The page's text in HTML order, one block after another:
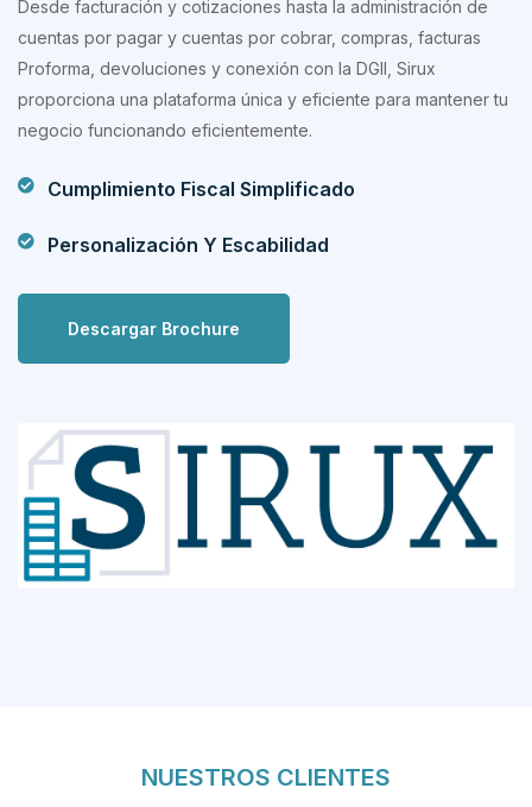
Desde facturación y cotizaciones hasta la administración de
cuentas por pagar y cuentas por cobrar, compras, facturas
Proforma, devoluciones y conexión con la DGII, Sirux
proporciona una plataforma única y eficiente para mantener tu
negocio funcionando eficientemente.
Cumplimiento Fiscal Simplificado
Personalización Y Escabilidad
Descargar Brochure
NUESTROS CLIENTES